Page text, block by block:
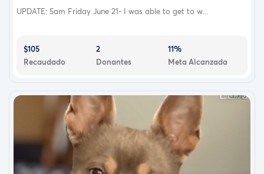
UPDATE: 5am Friday June 21- I was able to get to w...
$105
Recaudado
2
Donantes
11%
Meta Alcanzada